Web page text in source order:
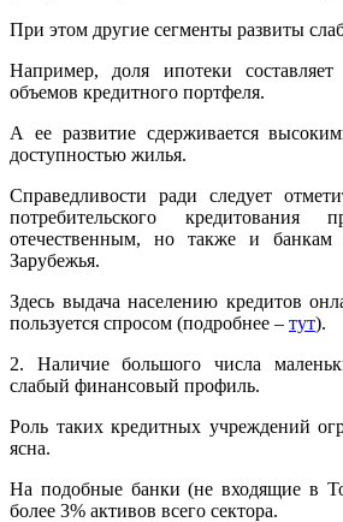
При этом другие сегменты развиты
Например, доля ипотеки
объемов кредитного портфеля.
А ее развитие сдерживается
доступностью жилья.
Справедливости ради следует
потребительского
отечественным, но также и банкам
Зарубежья.
Здесь выдача населению кредитов
пользуется спросом (подробнее – тут).
2. Наличие большого числа
слабый финансовый профиль.
Роль таких кредитных учреждений
ясна.
На подобные банки (не входящие в
более 3% активов всего сектора.